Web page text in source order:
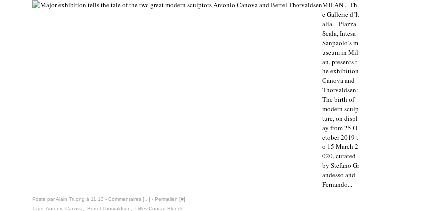
MILAN .- Th
e Gallerie d’It
alia – Piazza
Scala, Intesa
Sanpaolo’s m
useum in Mil
an, presents t
he exhibition
Canova and
Thorvaldsen:
The birth of
modern sculp
ture, on displ
ay from 25 O
ctober 2019 t
o 15 March 2
020, curated
by Stefano Gr
andesso and
Fernando...
Posté par Alain Truong à 11:13 - Commentaires [ ] - Permalien [#]
Tags: Antonio Canova Bertel Thorvaldsen Ditlev Conrad Blunck